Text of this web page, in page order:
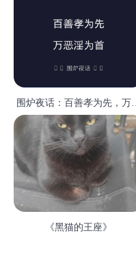
围炉夜话：百善孝为先，万恶
淫为首
《黑猫的王座》